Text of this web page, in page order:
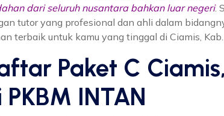
dari seluruh nusantara bahkan luar negeri.
tutor yang profesional dan ahli dalam
terbaik untuk kamu yang tinggal di Ciamis,
Paket C
PKBM INTAN